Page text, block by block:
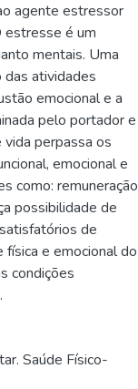
agente estressor
estresse é um
mentais. Uma
atividades
emocional e a
pelo portador e
perpassa os
emocional e
como: remuneração
possibilidade de
de
e emocional do
condições
Saúde Físico-